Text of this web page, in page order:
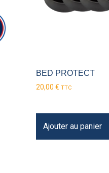
BED PROTECT
20,00€ TTC
Ajouter au panier